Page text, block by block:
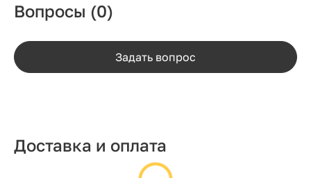
Вопросы (0)
Задать вопрос
Доставка и оплата